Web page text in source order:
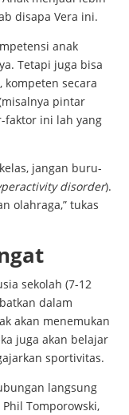
disapa Vera ini.
anak
Tetapi juga bisa
kompeten secara
pintar
faktor ini lah yang
jangan buru-
disorder).
olahraga,” tukas
sekolah (7-12
dalam
akan menemukan
juga akan belajar
sportivitas.
langsung
Tomporowski,